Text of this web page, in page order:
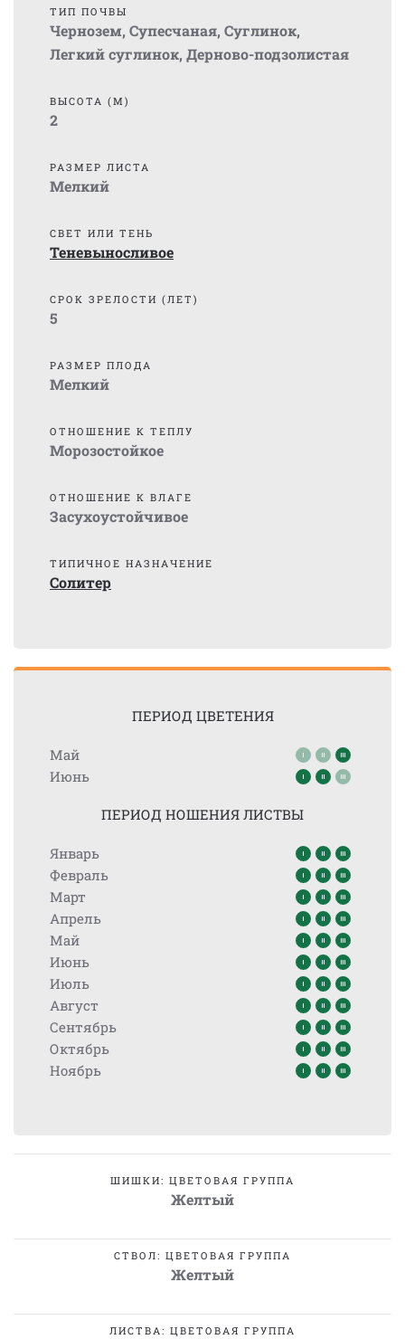
ТИП ПОЧВЫ
Чернозем, Супесчаная, Суглинок,
Легкий суглинок, Дерново-подзолистая
ВЫСОТА (М)
2
РАЗМЕР ЛИСТА
Мелкий
СВЕТ ИЛИ ТЕНЬ
Теневыносливое
СРОК ЗРЕЛОСТИ (ЛЕТ)
5
РАЗМЕР ПЛОДА
Мелкий
ОТНОШЕНИЕ К ТЕПЛУ
Морозостойкое
ОТНОШЕНИЕ К ВЛАГЕ
Засухоустойчивое
ТИПИЧНОЕ НАЗНАЧЕНИЕ
Солитер
ПЕРИОД ЦВЕТЕНИЯ
Май
Июнь
ПЕРИОД НОШЕНИЯ ЛИСТВЫ
Январь
Февраль
Март
Апрель
Май
Июнь
Июль
Август
Сентябрь
Октябрь
Ноябрь
ШИШКИ: ЦВЕТОВАЯ ГРУППА
Желтый
СТВОЛ: ЦВЕТОВАЯ ГРУППА
Желтый
ЛИСТВА: ЦВЕТОВАЯ ГРУППА